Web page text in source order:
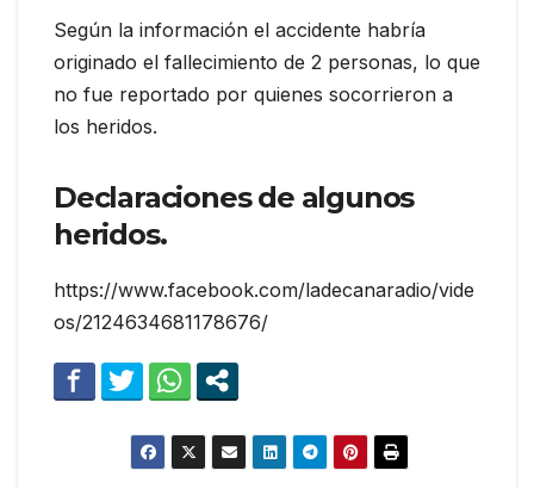
Según la información el accidente habría
originado el fallecimiento de 2 personas, lo que
no fue reportado por quienes socorrieron a
los heridos.
Declaraciones de algunos
heridos.
https://www.facebook.com/ladecanaradio/vide
os/2124634681178676/